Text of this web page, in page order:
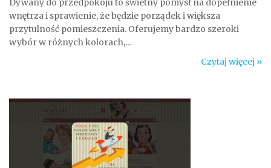
Dywany do przedpokoju to świetny pomysł na dopełnienie
wnętrza i sprawienie, że będzie porządek i większa
przytulność pomieszczenia. Oferujemy bardzo szeroki
wybór w różnych kolorach,...
Czytaj więcej »